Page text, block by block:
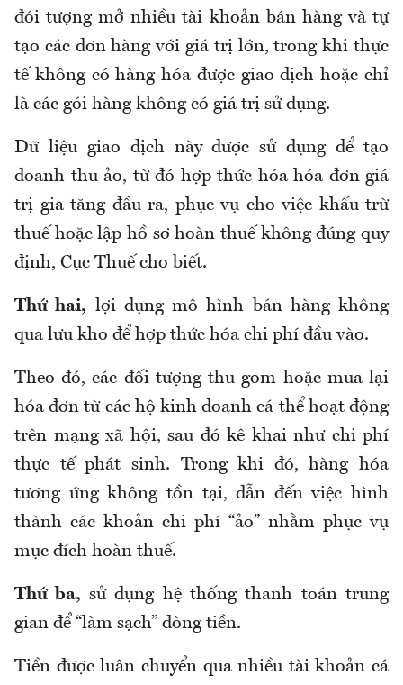
đói tượng mở nhiều tài khoản bán hàngvàtự
tạo các đơn hàng với giá trị lớn, trong khi thực
tế không có hàng hóa được giao dịch hoặc chỉ
là các gói hàng không có giá trị sử dụng.
Dữ liệu giao dịch này được sử dụng để tạo
doanh thu ảo, từ đó hợp thức hóa hóa đơn giá
trị gia tăng đầu ra, phục vụ cho việc khấu trừ
thuế hoặc lập hồ sơ hoàn thuế không đúng quy
định, Cục Thuế cho biết.
Thứ hai, lợi dụng mô hình bán hàng không
qua lưu kho để hợp thức hóa chi phí đầu vào.
Theo đó, các đối tượng thu gom hoặc mua lại
hóa đơn từ các hộ kinh doanh cá thể hoạt động
trên mạng xã hội, sau đó kê khai như chi phí
thực tế phát sinh. Trong khi đó, hàng hóa
tương ứng không tồn tại, dẫn đến việc hình
thành các khoản chi phí “ảo” nhằm phục vụ
mục đích hoàn thuế.
Thứ ba, sử dụng hệ thống thanh toán trung
gian để “làm sạch” dòng tiền.
Tiền được luân chuyển qua nhiều tài khoản cá